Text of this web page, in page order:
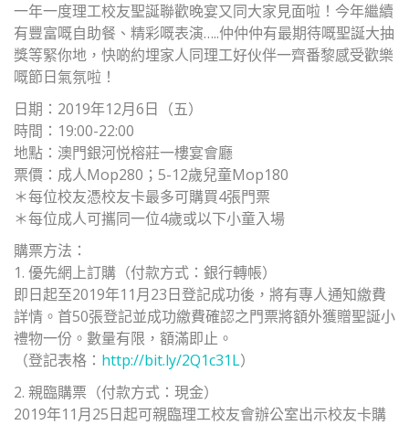
i
o
n
一年一度理工校友聖誕聯歡晚宴又同大家見面啦！今年繼續
有豐富嘅自助餐、精彩嘅表演…..仲仲仲有最期待嘅聖誕大抽
獎等緊你地，快啲約埋家人同理工好伙伴一齊番黎感受歡樂
嘅節日氣氛啦！
日期：2019年12月6日（五）
時間：19:00-22:00
地點：澳門銀河悦榕莊一樓宴會廳
票價：成人Mop280；5-12歲兒童Mop180
＊每位校友憑校友卡最多可購買4張門票
＊每位成人可攜同一位4歲或以下小童入場
購票方法：
1. 優先網上訂購（付款方式：銀行轉帳）
即日起至2019年11月23日登記成功後，將有專人通知繳費
詳情。首50張登記並成功繳費確認之門票將額外獲贈聖誕小
禮物一份。數量有限，額滿即止。
（登記表格： http://bit.ly/2Q1c31L）
2. 親臨購票（付款方式：現金）
2019年11月25日起可親臨理工校友會辦公室出示校友卡購